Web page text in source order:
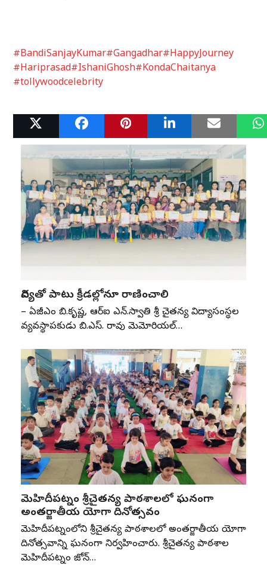
#BandiSanjayKumar#Gangadhar#HappyJourney
#Hariprasad#IshaniGhosh#KondaChaitanya
#tollywoodcelebrity
Related Posts
విద్యతో పాటు క్రీడల్లోనూ రాణించాలి
– ఏజీఎం బి.కృష్ణ, ఆర్‌ఐ ఎన్‌.స్వాతి శ్రీ చైతన్య విద్యాసంస్థల
వ్యవస్థాపకుడు బి.ఎస్‌. రావు మెమోరియల్‌…
మెహిదీపట్నం శ్రీచైతన్య పాఠశాలలో ఘనంగా
అంతర్జాతీయ యోగా దినోత్సవం
మెహిదీపట్నంలోని శ్రీచైతన్య పాఠశాలలో అంతర్జాతీయ యోగా
దినోత్సవాన్ని ఘనంగా నిర్వహించారు. శ్రీచైతన్య పాఠశాల
మెహిదీపట్నం జోన్‌…